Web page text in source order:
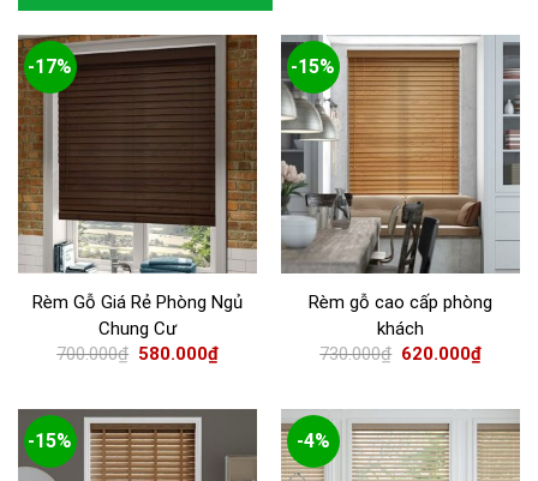
-17%
Rèm Gỗ Giá Rẻ Phòng Ngủ
Chung Cư
700.000₫ 580.000₫
-15%
Rèm gỗ cao cấp phòng
khách
730.000₫ 620.000₫
-15% -4%